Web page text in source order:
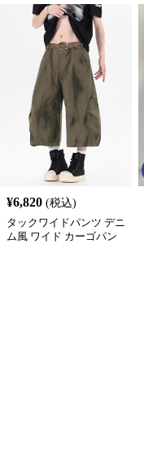
¥6,820 (税込)
タックワイドパンツ デニ
ム風 ワイド カーゴパン